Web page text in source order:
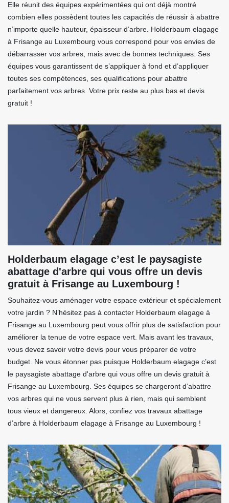
Elle réunit des équipes expérimentées qui ont déjà montré
combien elles possèdent toutes les capacités de réussir à abattre
n’importe quelle hauteur, épaisseur d’arbre. Holderbaum elagage
à Frisange au Luxembourg vous correspond pour vos envies de
débarrasser vos arbres, mais avec de bonnes techniques. Ses
équipes vous garantissent de s’appliquer à fond et d’appliquer
toutes ses compétences, ses qualifications pour abattre
parfaitement vos arbres. Votre prix reste au plus bas et devis
gratuit !
Holderbaum elagage c’est le paysagiste
abattage d'arbre qui vous offre un devis
gratuit à Frisange au Luxembourg !
Souhaitez-vous aménager votre espace extérieur et spécialement
votre jardin ? N’hésitez pas à contacter Holderbaum elagage à
Frisange au Luxembourg peut vous offrir plus de satisfaction pour
améliorer la tenue de votre espace vert. Mais avant les travaux,
vous devez savoir votre devis pour vous préparer de votre
budget. Ne vous étonner pas puisque Holderbaum elagage c’est
le paysagiste abattage d'arbre qui vous offre un devis gratuit à
Frisange au Luxembourg. Ses équipes se chargeront d’abattre
vos arbres qui ne vous servent plus à rien, mais qui semblent
tous vieux et dangereux. Alors, confiez vos travaux abattage
d’arbre à Holderbaum elagage à Frisange au Luxembourg !